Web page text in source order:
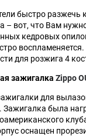
быстро разжечь
– вот, что Вам
кедровых
для розжига 4
зажигалка Zippo
для
Зажигалка была
оснащен